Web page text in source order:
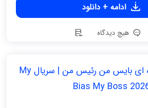
ادامه + دانلود
هیچ دیدگاه
دانلود سریال کره ای بایس من رئیس من | سریال My
Bias My Boss